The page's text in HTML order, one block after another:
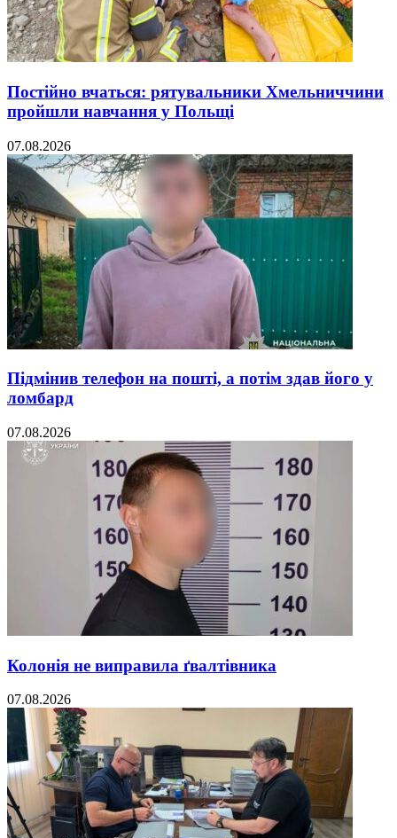
Постійно вчаться: рятувальники Хмельниччини
пройшли навчання у Польщі
07.08.2026
Підмінив телефон на пошті, а потім здав його у
ломбард
07.08.2026
Колонія не виправила ґвалтівника
07.08.2026